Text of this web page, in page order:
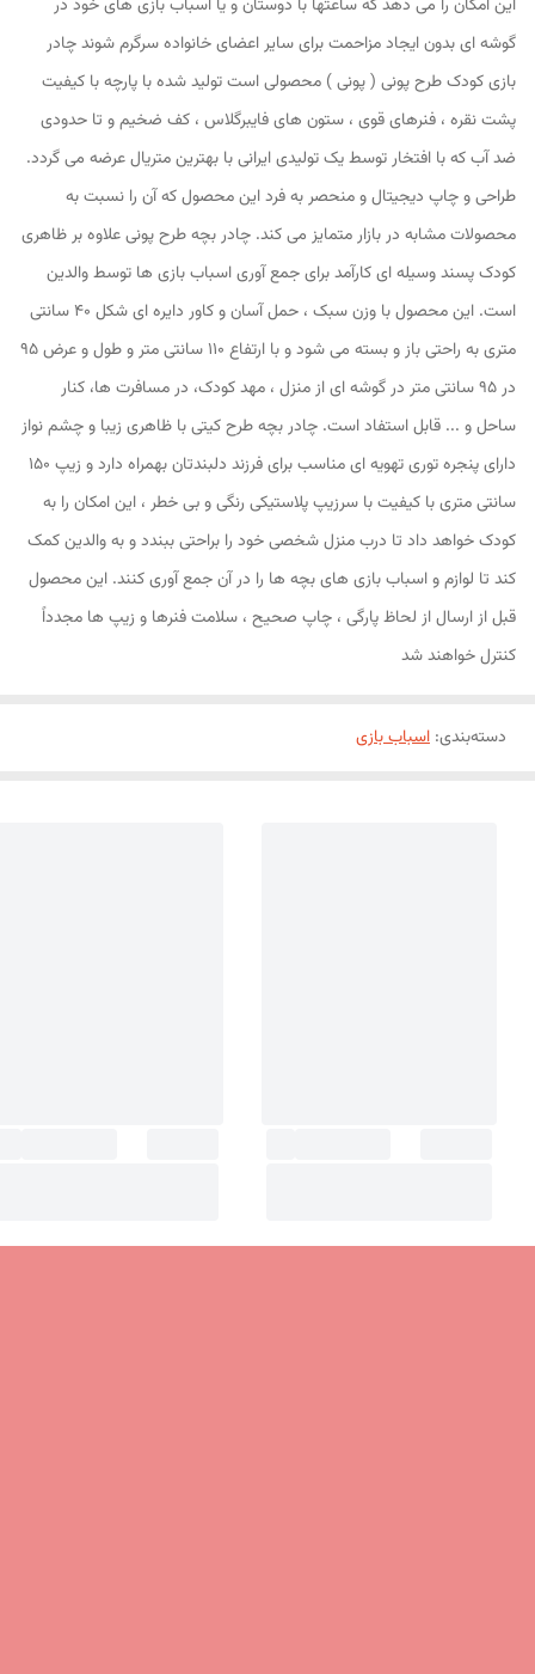
این امکان را می دهد که ساعتها با دوستان و یا اسباب بازی های خود در
گوشه ای بدون ایجاد مزاحمت برای سایر اعضای خانواده سرگرم شوند چادر
بازی کودک طرح پونی ( پونی ) محصولی است تولید شده با پارچه با کیفیت
پشت نقره ، فنرهای قوی ، ستون های فایبرگلاس ، کف ضخیم و تا حدودی
ضد آب که با افتخار توسط یک تولیدی ایرانی با بهترین متریال عرضه می گردد.
طراحی و چاپ دیجیتال و منحصر به فرد این محصول که آن را نسبت به
محصولات مشابه در بازار متمایز می کند. چادر بچه طرح پونی علاوه بر ظاهری
کودک پسند وسیله ای کارآمد برای جمع آوری اسباب بازی ها توسط والدین
است. این محصول با وزن سبک ، حمل آسان و کاور دایره ای شکل 40 سانتی
متری به راحتی باز و بسته می شود و با ارتفاع 110 سانتی متر و طول و عرض 95
در 95 سانتی متر در گوشه ای از منزل ، مهد کودک، در مسافرت ها، کنار
ساحل و ... قابل استفاد است. چادر بچه طرح کیتی با ظاهری زیبا و چشم نواز
دارای پنجره توری تهویه ای مناسب برای فرزند دلبندتان بهمراه دارد و زیپ 150
سانتی متری با کیفیت با سرزیپ پلاستیکی رنگی و بی خطر ، این امکان را به
کودک خواهد داد تا درب منزل شخصی خود را براحتی ببندد و به والدین کمک
کند تا لوازم و اسباب بازی های بچه ها را در آن جمع آوری کنند. این محصول
قبل از ارسال از لحاظ پارگی ، چاپ صحیح ، سلامت فنرها و زیپ ها مجدداً
کنترل خواهند شد
دسته‌بندی: اسباب بازی